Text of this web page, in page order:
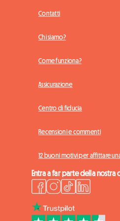
Contatti
Chi siamo?
Come funziona?
Assicurazione
Centro di fiducia
Recensioni e commenti
12 buoni motivi per affittare
Entra a far parte della nostra